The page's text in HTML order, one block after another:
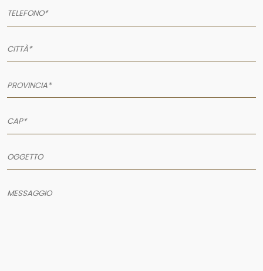
AZIENDA
SERVIZI
PRODOTTI
NEWS
CONTATTI